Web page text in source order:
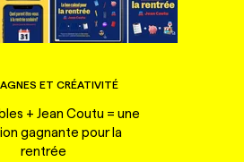
ET CRÉATIVITÉ
+ Jean Coutu = une
gagnante pour la
rentrée